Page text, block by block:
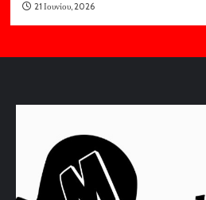
21 Ιουνίου, 2026